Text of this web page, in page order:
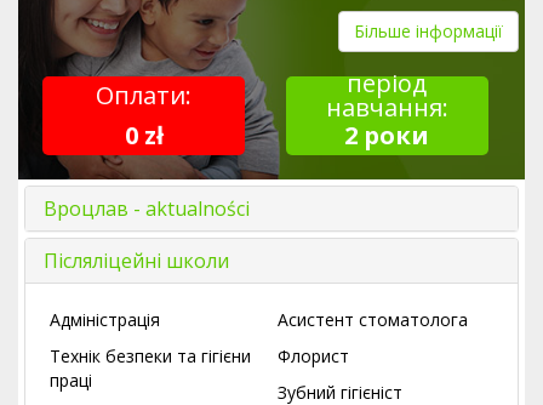
Більше інформації
Оплати:
0 zł
період
навчання:
2 роки
Вроцлав - aktualności
Післяліцейні школи
Адміністрація
Асистент стоматолога
Технік безпеки та гігієни
праці
Флорист
Зубний гігієніст